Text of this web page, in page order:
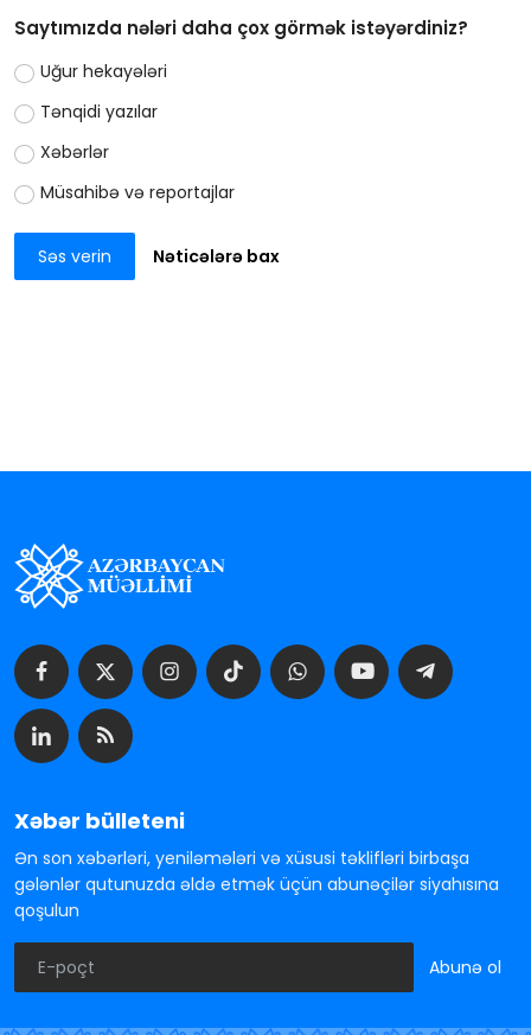
Saytımızda nələri daha çox görmək istəyərdiniz?
Uğur hekayələri
Tənqidi yazılar
Xəbərlər
Müsahibə və reportajlar
Səs verin Nəticələrə bax
Xəbər bülleteni
Ən son xəbərləri, yeniləmələri və xüsusi təklifləri birbaşa
gələnlər qutunuzda əldə etmək üçün abunəçilər siyahısına
qoşulun
Abunə ol